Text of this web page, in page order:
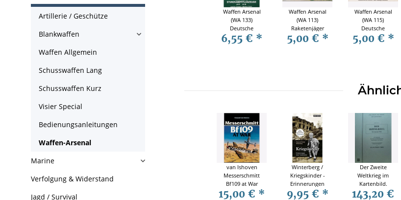
Waffen Arsenal
(WA 133)
Deutsche
Sturzkampfflugzeuge
- Ju 87 - Ju 88
6,55 € *
Waffen Arsenal
(WA 113)
Raketenjäger
Messerschmitt
5,00 € *
Waffen Arsenal
(WA 115)
Deutsche
Nahaufklärer
1930-1945
5,00 € *
van Ishoven
Messerschmitt
Bf109 at War
15,00 € *
Winterberg /
Kriegskinder -
Erinnerungen
einer
9,95 € *
Der Zweite
Weltkrieg im
Kartenbild.
Band 5 / Teil 1.1
143,20 €
Artillerie / Geschütze
Blankwaffen
Waffen Allgemein
Schusswaffen Lang
Schusswaffen Kurz
Visier Special
Bedienungsanleitungen
Waffen-Arsenal
Marine
Verfolgung & Widerstand
Jagd / Survival